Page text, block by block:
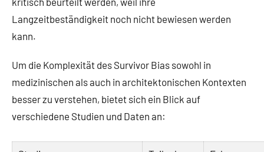
Langzeitbeständigkeit noch nicht bewiesen werden
kann.
Um die Komplexität des Survivor Bias sowohl in
medizinischen als auch in architektonischen Kontexten
besser zu verstehen, bietet sich ein Blick auf
verschiedene Studien und Daten an: